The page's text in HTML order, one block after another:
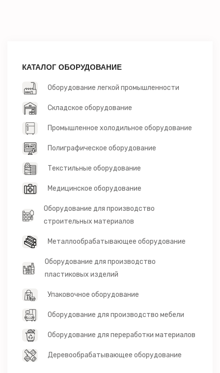
КАТАЛОГ ОБОРУДОВАНИЕ
Оборудование легкой промышленности
Складское оборудование
Промышленное холодильное оборудование
Полиграфическое оборудование
Текстильные оборудование
Медицинское оборудование
Оборудование для производство
строительных материалов
Металлообрабатывающее оборудование
Оборудование для производство
пластиковых изделий
Упаковочное оборудование
Оборудование для производство мебели
Оборудование для переработки материалов
Деревообрабатывающее оборудование